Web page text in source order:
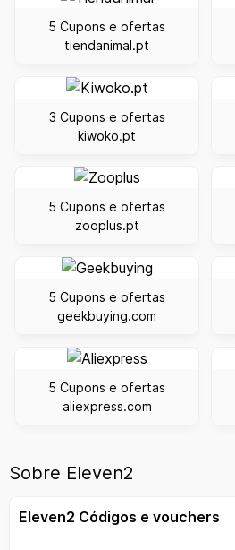
5 Cupons e ofertas
tiendanimal.pt
3 Cupons e ofertas
kiwoko.pt
5 Cupons e ofertas
zooplus.pt
5 Cupons e ofertas
geekbuying.com
5 Cupons e ofertas
aliexpress.com
Sobre Eleven2
Eleven2 Códigos e vouchers